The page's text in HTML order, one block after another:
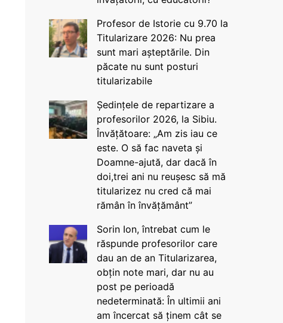
Profesor de Istorie cu 9.70 la
Titularizare 2026: Nu prea
sunt mari așteptările. Din
păcate nu sunt posturi
titularizabile
Ședințele de repartizare a
profesorilor 2026, la Sibiu.
Învățătoare: „Am zis iau ce
este. O să fac naveta și
Doamne-ajută, dar dacă în
doi,trei ani nu reușesc să mă
titularizez nu cred că mai
rămân în învățământ”
Sorin Ion, întrebat cum le
răspunde profesorilor care
dau an de an Titularizarea,
obțin note mari, dar nu au
post pe perioadă
nedeterminată: În ultimii ani
am încercat să ținem cât se